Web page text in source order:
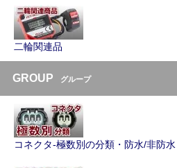
二輪関連品
GROUP グループ
コネクタ-極数別の分類・防水/非防水